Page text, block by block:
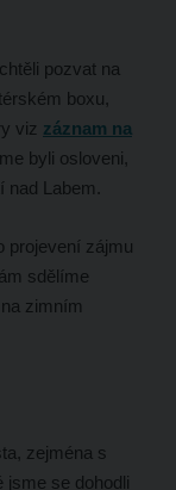
pozvat na
boxu,
viz záznam na
byli osloveni,
nad Labem.
projevení zájmu
sdělíme
zimním
zejména s
jsme se dohodli